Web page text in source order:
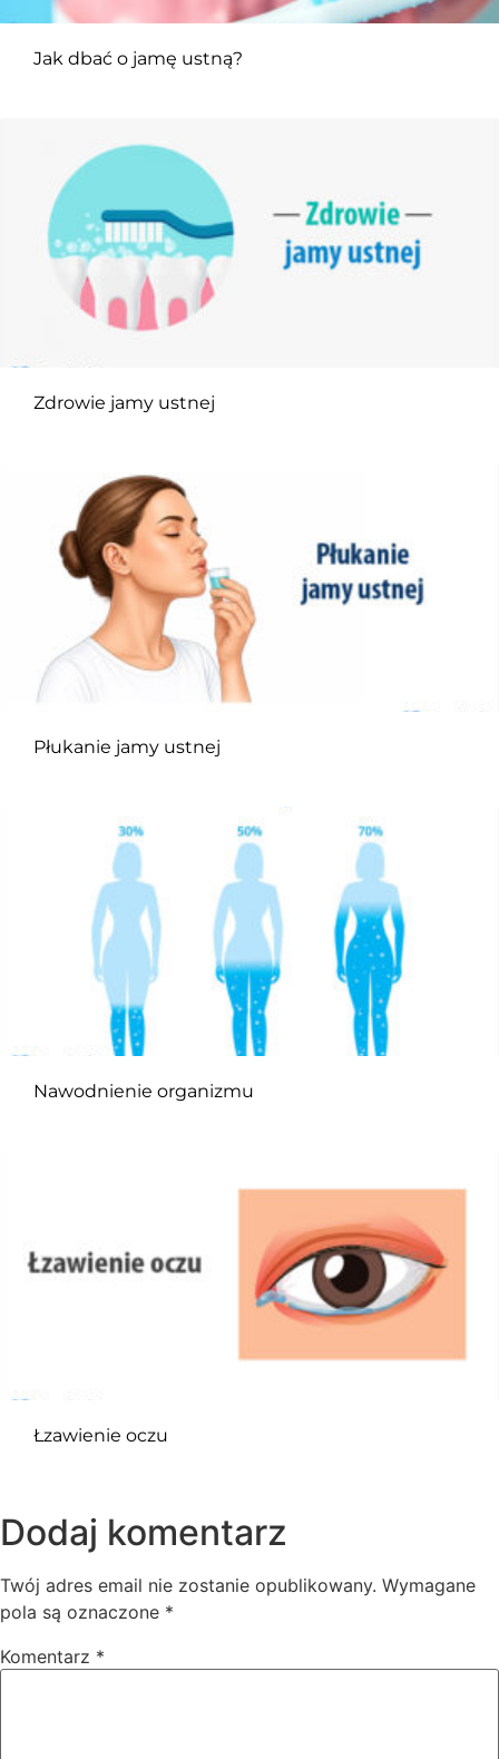
Jak dbać o jamę ustną?
Zdrowie jamy ustnej
Płukanie jamy ustnej
Nawodnienie organizmu
Łzawienie oczu
Dodaj komentarz
Twój adres email nie zostanie opublikowany. Wymagane
pola są oznaczone *
Komentarz *